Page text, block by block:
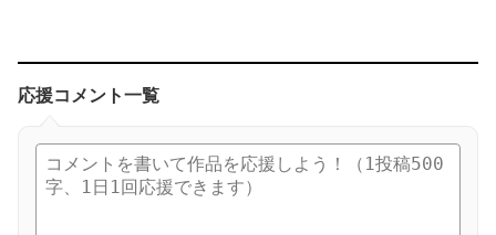
応援コメント一覧